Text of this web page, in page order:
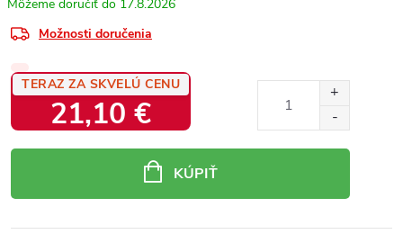
17.8.2026
Možnosti doručenia
TERAZ ZA SKVELÚ CENU
21,10 €
KÚPIŤ